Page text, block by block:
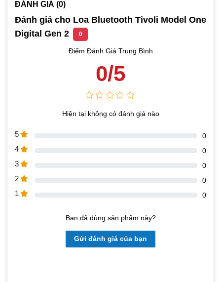
ĐÁNH GIÁ (0)
Đánh giá cho Loa Bluetooth Tivoli Model One
Digital Gen 2
0
Điểm Đánh Giá Trung Bình
0/5
Hiện tại không có đánh giá nào
5 0
4 0
3 0
2 0
1 0
Bạn đã dùng sản phẩm này?
Gửi đánh giá của bạn